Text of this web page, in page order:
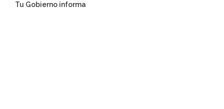
Tu Gobierno informa